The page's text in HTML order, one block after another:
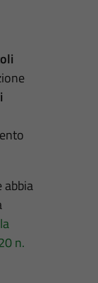
abbia
n.